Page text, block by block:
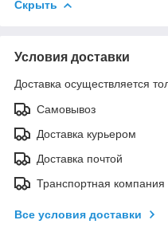
Скрыть
Условия доставки
Доставка осуществляется
Самовывоз
Доставка курьером
Доставка почтой
Транспортная компания
Все условия доставки